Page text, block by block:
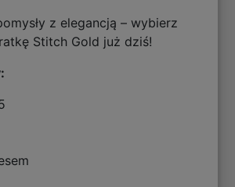
z elegancją – wybierz
Stitch Gold już dziś!